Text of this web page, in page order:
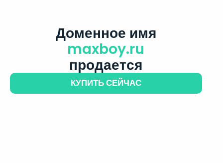
Доменное имя
maxboy.ru
продается
КУПИТЬ СЕЙЧАС